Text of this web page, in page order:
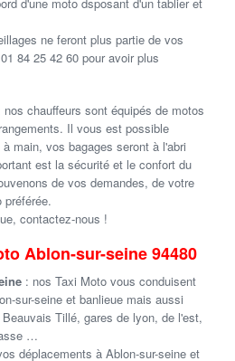
ne feront plus partie de vos
84 25 42 60 pour avoir plus
nos chauffeurs sont équipés de motos
Il vous est possible
main, vos bagages seront à l'abri
est la sécurité et le confort du
de vos demandes, de votre
préférée.
contactez-nous !
Ablon-sur-seine 94480
: nos Taxi Moto vous conduisent
sur-seine et banlieue mais aussi
Tillé, gares de lyon, de l'est,
…
déplacements à Ablon-sur-seine et